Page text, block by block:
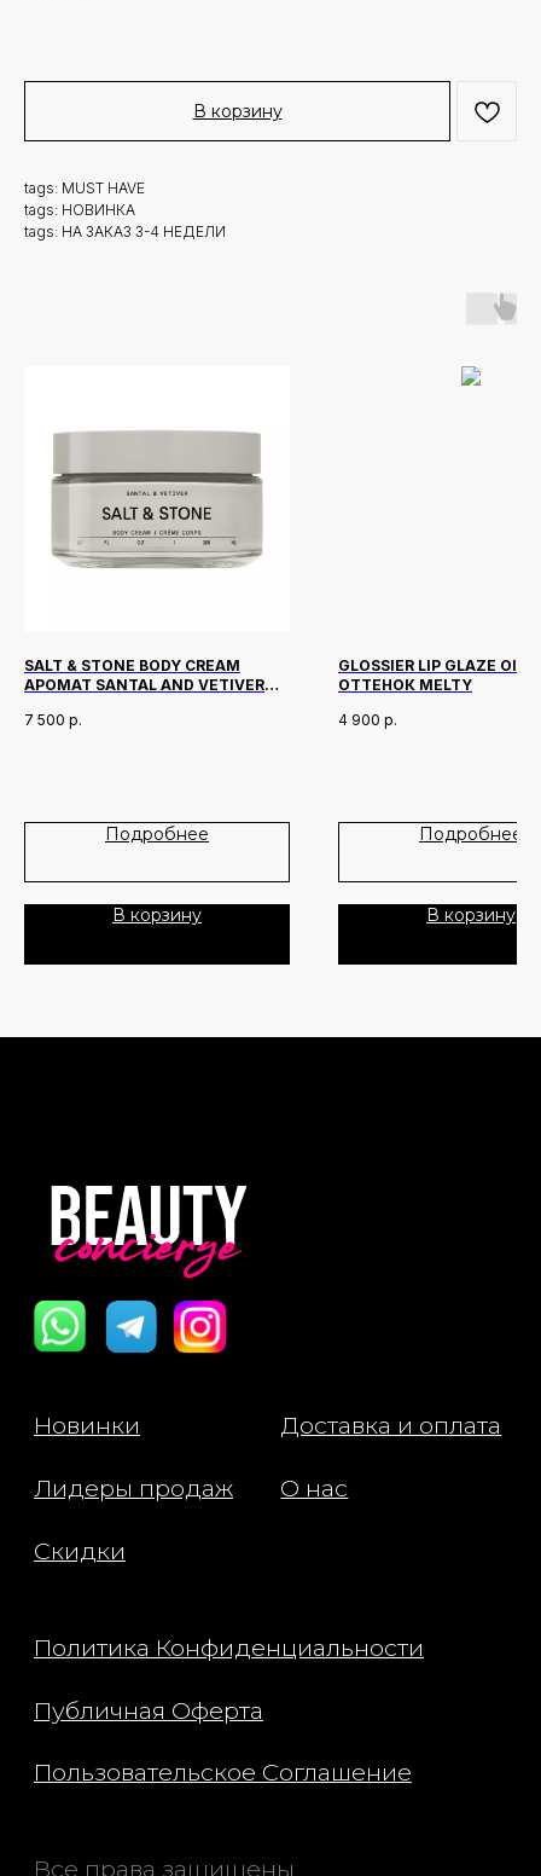
В корзину
tags: MUST HAVE
tags: НОВИНКА
tags: НА ЗАКАЗ 3-4 НЕДЕЛИ
SALT & STONE BODY CREAM
АРОМАТ SANTAL AND VETIVER
7 500 р.
Подробнее
В корзину
GLOSSIER LIP GLAZE OIL
ОТТЕНОК MELTY
4 900 р.
Подробнее
В корзину
О нас
Лидеры продаж